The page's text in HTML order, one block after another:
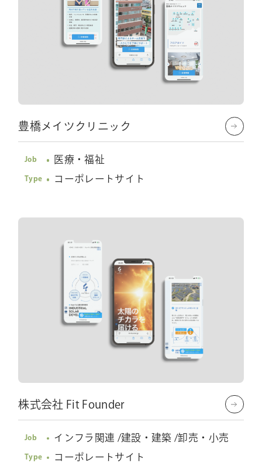
豊橋メイツクリニック
Job 医療・福祉
Type コーポレートサイト
株式会社 Fit Founder
Job インフラ関連 /建設・建築 /卸売・小売
Type コーポレートサイト